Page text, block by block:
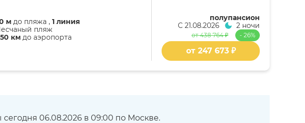
м до пляжа , 1 линия
пляж
км до аэропорта
полупансион
С 21.08.2026 2 ночи
от 438 764 ₽ - 26%
от 247 673 ₽
06.08.2026 в 09:00 по Москве.